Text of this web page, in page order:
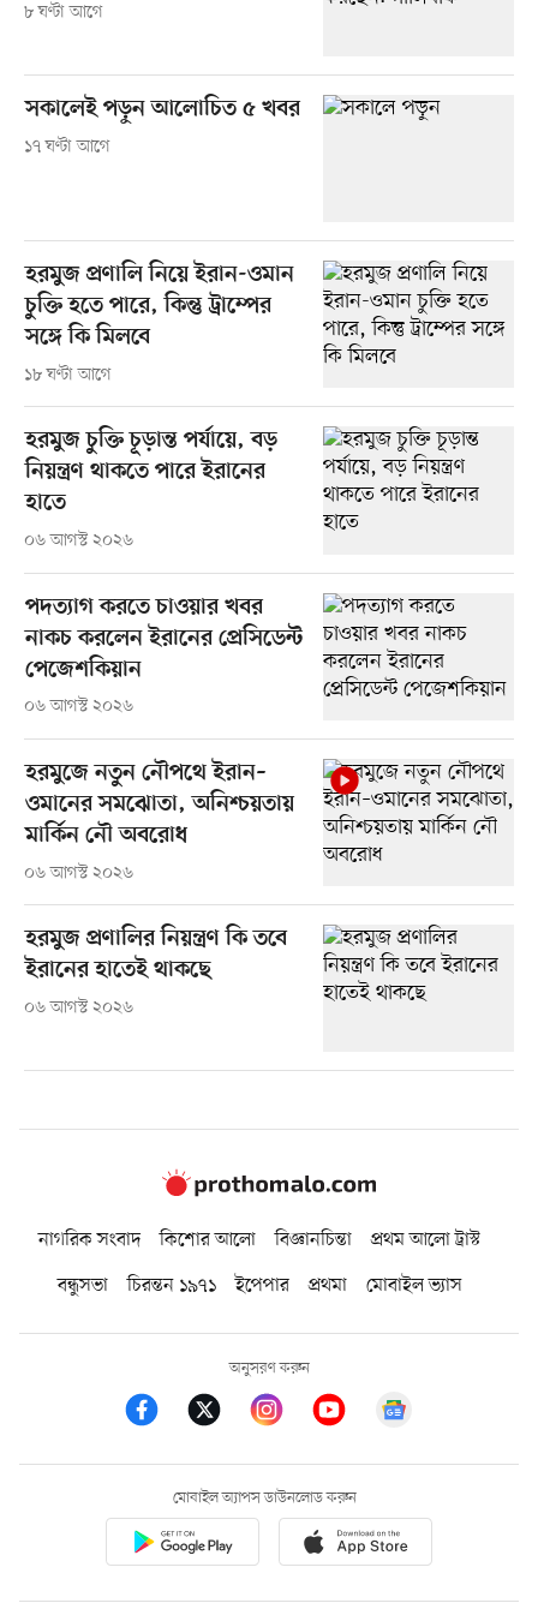
৮ ঘণ্টা আগে
সকালেই পড়ুন আলোচিত ৫ খবর
১৭ ঘণ্টা আগে
হরমুজ প্রণালি নিয়ে ইরান-ওমান
চুক্তি হতে পারে, কিন্তু ট্রাম্পের
সঙ্গে কি মিলবে
১৮ ঘণ্টা আগে
হরমুজ চুক্তি চূড়ান্ত পর্যায়ে, বড়
নিয়ন্ত্রণ থাকতে পারে ইরানের
হাতে
০৬ আগস্ট ২০২৬
পদত্যাগ করতে চাওয়ার খবর
নাকচ করলেন ইরানের প্রেসিডেন্ট
পেজেশকিয়ান
০৬ আগস্ট ২০২৬
হরমুজে নতুন নৌপথে ইরান–
ওমানের সমঝোতা, অনিশ্চয়তায়
মার্কিন নৌ অবরোধ
০৬ আগস্ট ২০২৬
হরমুজ প্রণালির নিয়ন্ত্রণ কি তবে
ইরানের হাতেই থাকছে
০৬ আগস্ট ২০২৬
নাগরিক সংবাদ কিশোর আলো বিজ্ঞানচিন্তা
প্রথম আলো ট্রাস্ট
বন্ধুসভা
চিরন্তন ১৯৭১ ইপেপার প্রথমা মোবাইল ভ্যাস
অনুসরণ করুন
মোবাইল অ্যাপস ডাউনলোড করুন